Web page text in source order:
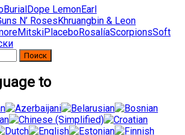
BurialDope LemonEarl
N’ RosesKhruangbin & Leon
MitskiPlaceboRosalíaScorpionsSoft
to